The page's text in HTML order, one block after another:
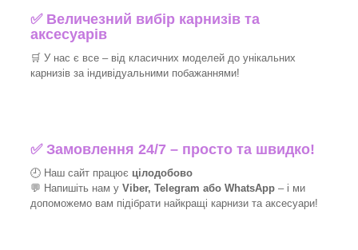
✅ Величезний вибір карнизів та
аксесуарів
🛒 У нас є все – від класичних моделей до унікальних
карнизів за індивідуальними побажаннями!​
✅Замовлення 24/7 – просто та швидко!
🕘 Наш сайт працює цілодобово
💬 Напишіть нам у Viber, Telegram або WhatsApp – і ми
допоможемо вам підібрати найкращі карнизи та аксесуари!